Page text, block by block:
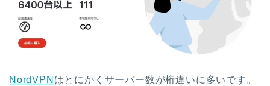
NordVPN はとにかくサーバー数が桁違いに多いです。